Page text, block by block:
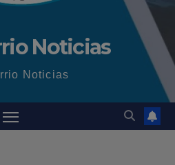
Noticias
Noticias